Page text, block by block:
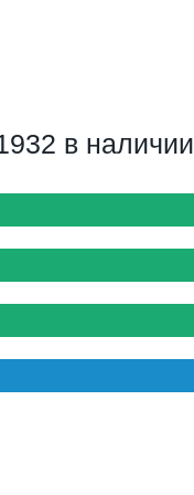
в наличии